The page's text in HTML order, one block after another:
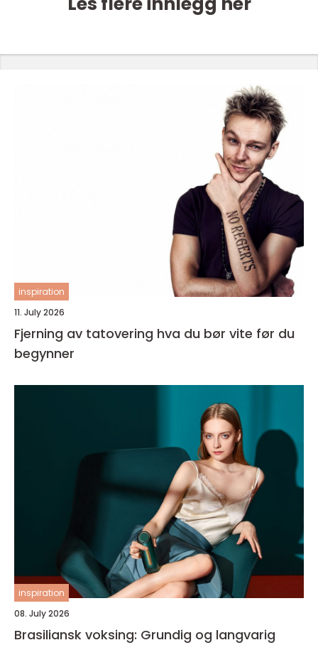
inspiration
11. July 2026
Fjerning av tatovering hva du bør vite før du
begynner
inspiration
08. July 2026
Brasiliansk voksing: Grundig og langvarig